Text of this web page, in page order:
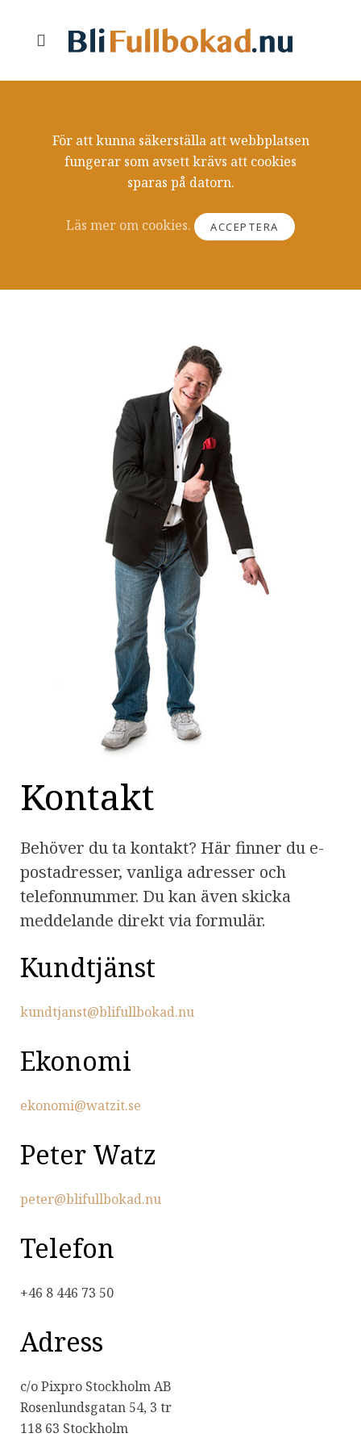
För att kunna säkerställa att webbplatsen
fungerar som avsett krävs att cookies
sparas på datorn.
Läs mer om cookies. ACCEPTERA
Kontakt
Behöver du ta kontakt? Här finner du e-
post­adresser, vanliga adresser och
telefon­nummer. Du kan även skicka
meddelande direkt via formulär.
Kundtjänst
kundtjanst@blifullbokad.nu
Ekonomi
ekonomi@watzit.se
Peter Watz
peter@blifullbokad.nu
Telefon
+46 8 446 73 50
Adress
c/o Pixpro Stockholm AB
Rosenlundsgatan 54, 3 tr
118 63 Stockholm